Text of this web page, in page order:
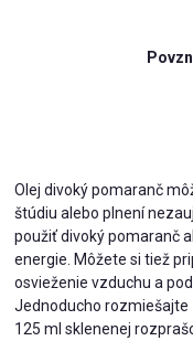
Olej divoký pomaranč
štúdiu alebo plnení
použiť divoký pomaranč
energie. Môžete si tiež
osvieženie vzduchu a
Jednoducho rozmiešajte
125 ml sklenenej